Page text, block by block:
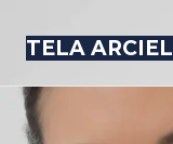
TELA ARCIEL